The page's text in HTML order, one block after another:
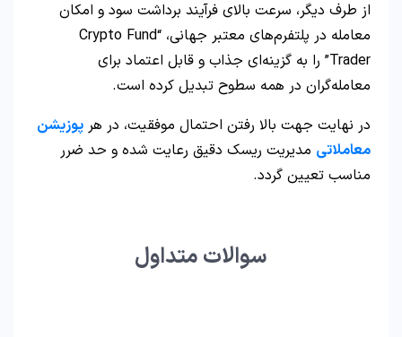
از طرف دیگر، سرعت بالای فرآیند برداشت سود و امکان
معامله در پلتفرم‌های معتبر جهانی، “Crypto Fund
Trader” را به گزینه‌ای جذاب و قابل اعتماد برای
معامله‌گران در همه سطوح تبدیل کرده است.
در نهایت جهت بالا رفتن احتمال موفقیت، در هر پوزیشن
معاملاتی مدیریت ریسک دقیق رعایت شده و حد ضرر
مناسب تعیین گردد.
سوالات متداول